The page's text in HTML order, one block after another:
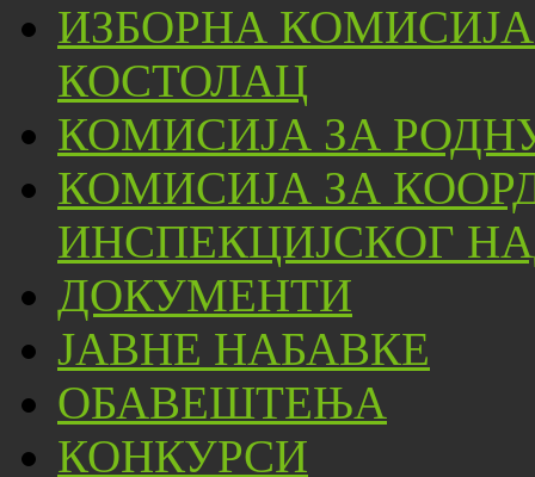
ИЗБОРНА
КОСТОЛАЦ
КОМИСИЈА ЗА
КОМИСИЈА ЗА
ИНСПЕКЦИЈСКОГ
ДОКУМЕНТИ
ЈАВНЕ НАБАВКЕ
ОБАВЕШТЕЊА
КОНКУРСИ